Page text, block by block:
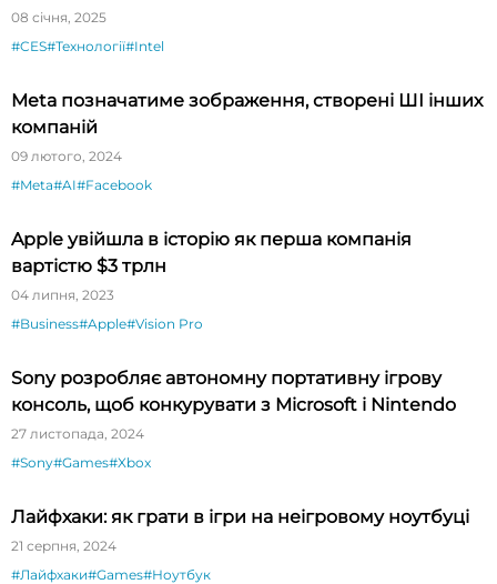
08 січня, 2025
#CES#Технології#Intel
Meta позначатиме зображення, створені ШІ інших
компаній
09 лютого, 2024
#Meta#AI#Facebook
Apple увійшла в історію як перша компанія
вартістю $3 трлн
04 липня, 2023
#Business#Apple#Vision Pro
Sony розробляє автономну портативну ігрову
консоль, щоб конкурувати з Microsoft і Nintendo
27 листопада, 2024
#Sony#Games#Xbox
Лайфхаки: як грати в ігри на неігровому ноутбуці
21 серпня, 2024
#Лайфхаки#Games#Ноутбук